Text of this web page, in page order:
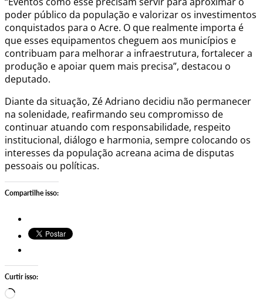
poder público da população e valorizar os investimentos
conquistados para o Acre. O que realmente importa é
que esses equipamentos cheguem aos municípios e
contribuam para melhorar a infraestrutura, fortalecer a
produção e apoiar quem mais precisa”, destacou o
deputado.
Diante da situação, Zé Adriano decidiu não permanecer
na solenidade, reafirmando seu compromisso de
continuar atuando com responsabilidade, respeito
institucional, diálogo e harmonia, sempre colocando os
interesses da população acreana acima de disputas
pessoais ou políticas.
Compartilhe isso:
Curtir isso:
Carregando…